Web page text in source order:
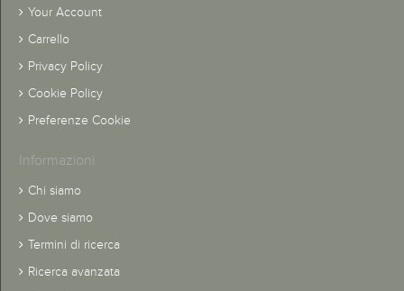
Your Account
Carrello
Privacy Policy
Cookie Policy
Preferenze Cookie
Informazioni
Chi siamo
Dove siamo
Termini di ricerca
Ricerca avanzata